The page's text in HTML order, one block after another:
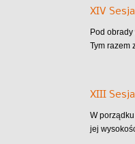
XIV
Pod
Tym razem
XIII
W
jej